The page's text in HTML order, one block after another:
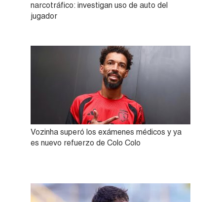
narcotráfico: investigan uso de auto del
jugador
Vozinha superó los exámenes médicos y ya
es nuevo refuerzo de Colo Colo